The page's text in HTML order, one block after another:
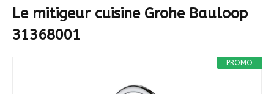
Le mitigeur cuisine Grohe Bauloop
31368001
PROMO